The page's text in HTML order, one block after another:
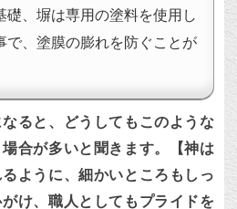
、塀は専用の塗料を使用し
で、塗膜の膨れを防ぐことが
ると、どうしてもこのような
合が多いと聞きます。【神は
ように、細かいところもしっ
け、職人としてもプライドを